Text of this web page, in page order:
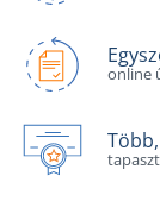
online